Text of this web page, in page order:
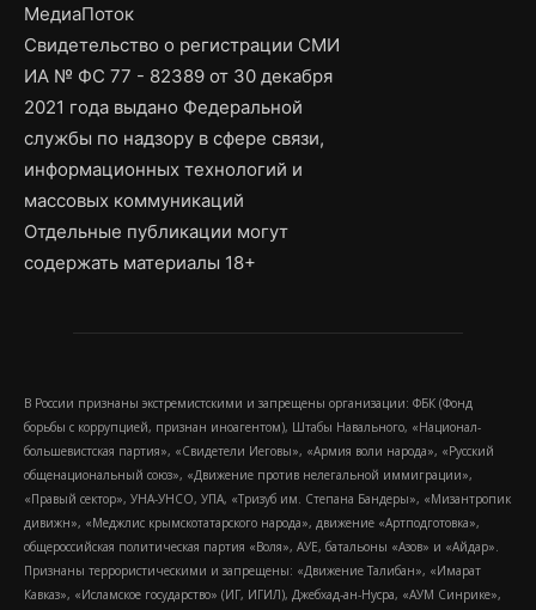
МедиаПоток
Свидетельство о регистрации СМИ
ИА № ФС 77 - 82389 от 30 декабря
2021 года выдано Федеральной
службы по надзору в сфере связи,
информационных технологий и
массовых коммуникаций
Отдельные публикации могут
содержать материалы 18+
В России признаны экстремистскими и запрещены организации: ФБК (Фонд
борьбы с коррупцией, признан иноагентом), Штабы Навального, «Национал-
большевистская партия», «Свидетели Иеговы», «Армия воли народа», «Русский
общенациональный союз», «Движение против нелегальной иммиграции»,
«Правый сектор», УНА-УНСО, УПА, «Тризуб им. Степана Бандеры», «Мизантропик
дивижн», «Меджлис крымскотатарского народа», движение «Артподготовка»,
общероссийская политическая партия «Воля», АУЕ, батальоны «Азов» и «Айдар».
Признаны террористическими и запрещены: «Движение Талибан», «Имарат
Кавказ», «Исламское государство» (ИГ, ИГИЛ), Джебхад-ан-Нусра, «АУМ Синрике»,